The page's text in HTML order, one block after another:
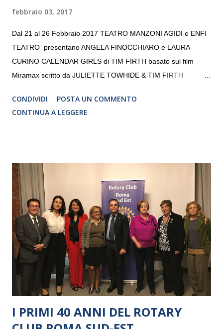
febbraio 03, 2017
Dal 21 al 26 Febbraio 2017 TEATRO MANZONI AGIDI e ENFI
TEATRO presentano ANGELA FINOCCHIARO e LAURA
CURINO CALENDAR GIRLS di TIM FIRTH basato sul film
Miramax scritto da JULIETTE TOWHIDE & TIM FIRTH
CRISTINA PEZZOLI
CONDIVIDI
POSTA UN COMMENTO
CONTINUA A LEGGERE
I PRIMI 40 ANNI DEL ROTARY